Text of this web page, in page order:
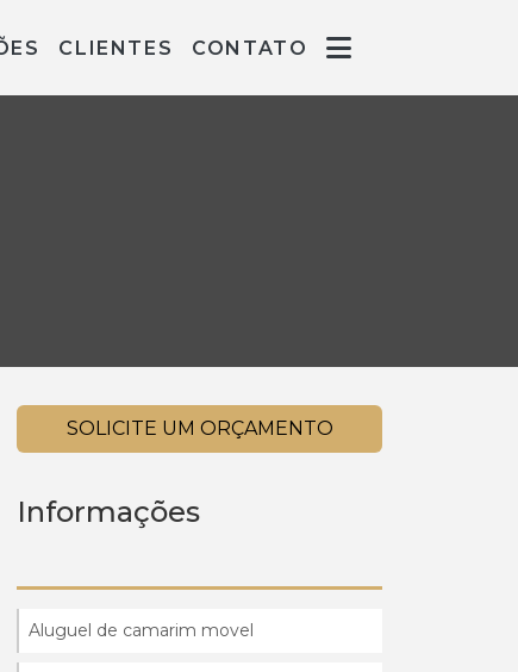
CLIENTES CONTATO
SOLICITE UM ORÇAMENTO
Informações
Aluguel de camarim movel